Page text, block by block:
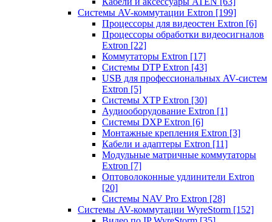
Системы AV-коммутации Extron [199]
Процессоры для видеостен Extron [6]
Процессоры обработки видеосигналов
Extron [22]
Коммутаторы Extron [17]
Системы DTP Extron [43]
USB для профессиональных AV-систем
Extron [5]
Системы XTP Extron [30]
Аудиооборудование Extron [1]
Системы DXP Extron [6]
Монтажные крепления Extron [3]
Кабели и адаптеры Extron [11]
Модульные матричные коммутаторы
Extron [7]
Оптоволоконные удлинители Extron
[20]
Системы NAV Pro Extron [28]
Системы AV-коммутации WyreStorm [152]